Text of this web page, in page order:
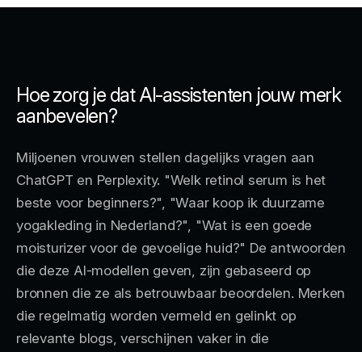
Hoe zorg je dat AI-assistenten jouw merk
aanbevelen?
Miljoenen vrouwen stellen dagelijks vragen aan
ChatGPT en Perplexity. "Welk retinol serum is het
beste voor beginners?", "Waar koop ik duurzame
yogakleding in Nederland?", "Wat is een goede
moisturizer voor de gevoelige huid?" De antwoorden
die deze AI-modellen geven, zijn gebaseerd op
bronnen die ze als betrouwbaar beoordelen. Merken
die regelmatig worden vermeld en gelinkt op
relevante blogs, verschijnen vaker in die